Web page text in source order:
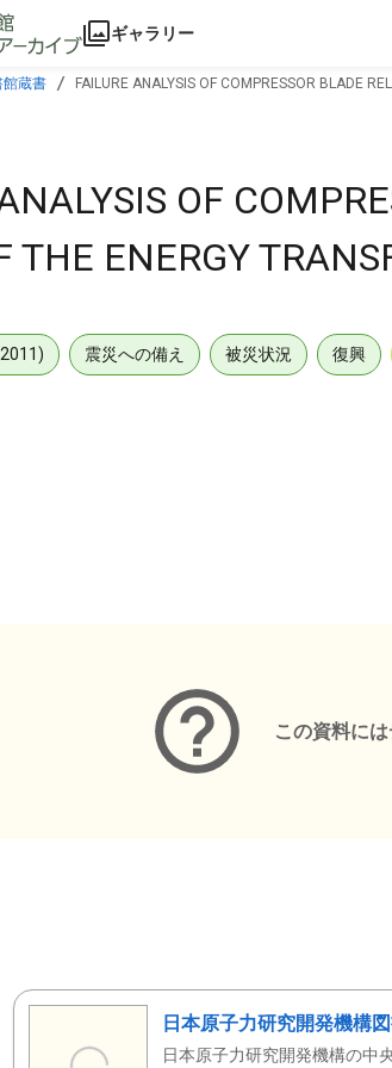
ギャラリー
館蔵書 FAILURE ANALYSIS OF COMPRESSOR BLADE
OF
THE ENERGY
震災への備え 被災状況 復興
この資料に
日本原子力研究開発機構
日本原子力研究開発機構の中